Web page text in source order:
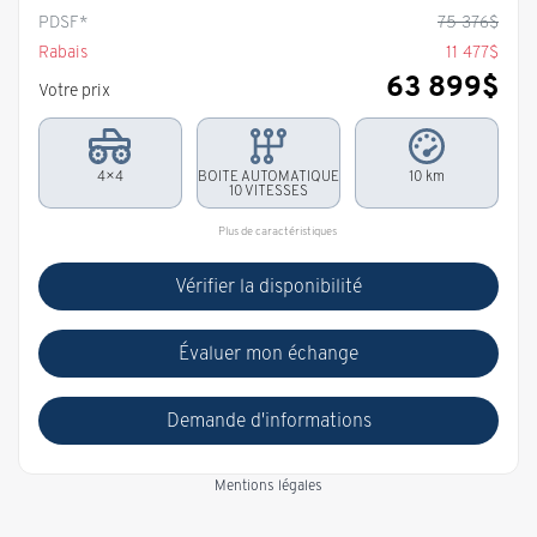
PDSF*
75 376$
Rabais
11 477$
Votre prix
63 899$
4×4
BOITE AUTOMATIQUE
10 VITESSES
10 km
Plus de caractéristiques
Vérifier la disponibilité
Évaluer mon échange
Demande d'informations
Mentions légales